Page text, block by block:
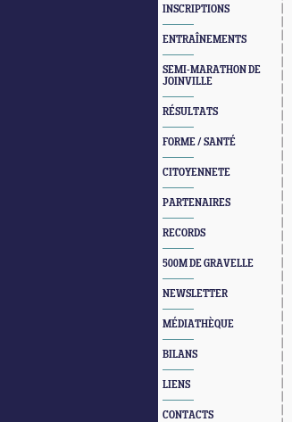
INSCRIPTIONS
ENTRAÎNEMENTS
SEMI-MARATHON DE
JOINVILLE
RÉSULTATS
FORME / SANTÉ
CITOYENNETE
PARTENAIRES
RECORDS
500M DE GRAVELLE
NEWSLETTER
MÉDIATHÈQUE
BILANS
LIENS
CONTACTS